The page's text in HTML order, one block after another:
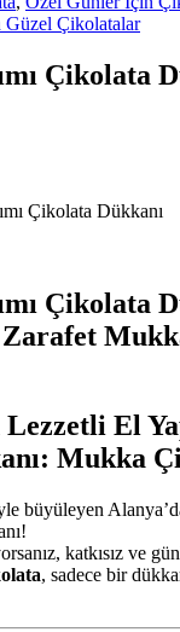
Çikolatalar
Çikolata
Çikolata
El
Mukka
büyüleyen
katkısız ve
, sadece bir